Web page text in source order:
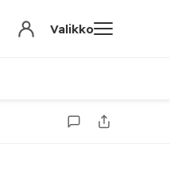
Valikko